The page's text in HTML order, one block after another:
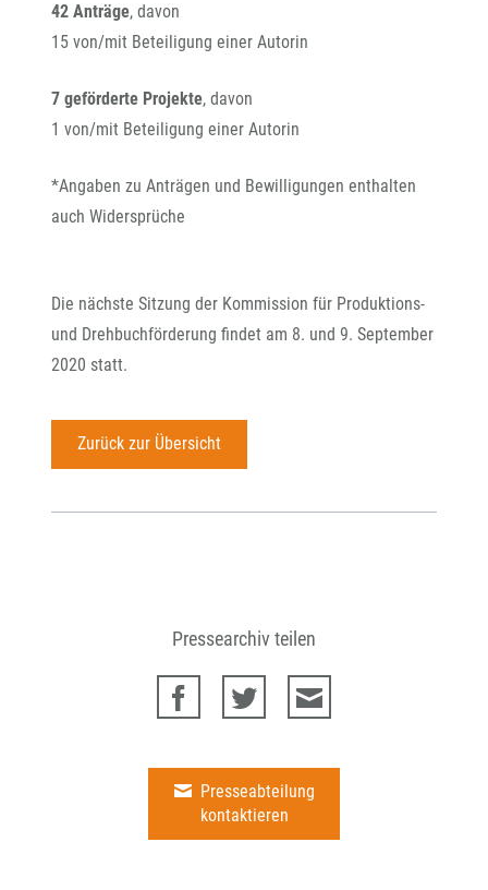
42 Anträge, davon
15 von/mit Beteiligung einer Autorin
7 geförderte Projekte, davon
1 von/mit Beteiligung einer Autorin
*Angaben zu Anträgen und Bewilligungen enthalten
auch Widersprüche
Die nächste Sitzung der Kommission für Produktions-
und Drehbuchförderung findet am 8. und 9. September
2020 statt.
Zurück zur Übersicht
Pressearchiv teilen
Presseabteilung
kontaktieren